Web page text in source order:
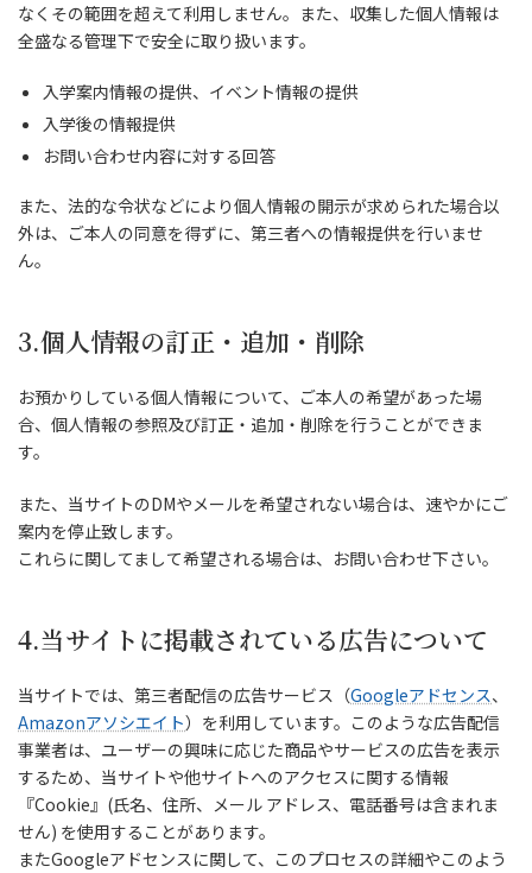
なくその範囲を超えて利用しません。また、収集した個人情報は
全盛なる管理下で安全に取り扱います。
入学案内情報の提供、イベント情報の提供
入学後の情報提供
お問い合わせ内容に対する回答
また、法的な令状などにより個人情報の開示が求められた場合以
外は、ご本人の同意を得ずに、第三者への情報提供を行いませ
ん。
3.個人情報の訂正・追加・削除
お預かりしている個人情報について、ご本人の希望があった場
合、個人情報の参照及び訂正・追加・削除を行うことができま
す。
また、当サイトのDMやメールを希望されない場合は、速やかにご
案内を停止致します。
これらに関してまして希望される場合は、お問い合わせ下さい。
4.当サイトに掲載されている広告について
当サイトでは、第三者配信の広告サービス（Googleアドセンス、
Amazonアソシエイト）を利用しています。このような広告配信
事業者は、ユーザーの興味に応じた商品やサービスの広告を表示
するため、当サイトや他サイトへのアクセスに関する情報
『Cookie』(氏名、住所、メール アドレス、電話番号は含まれま
せん) を使用することがあります。
またGoogleアドセンスに関して、このプロセスの詳細やこのよう